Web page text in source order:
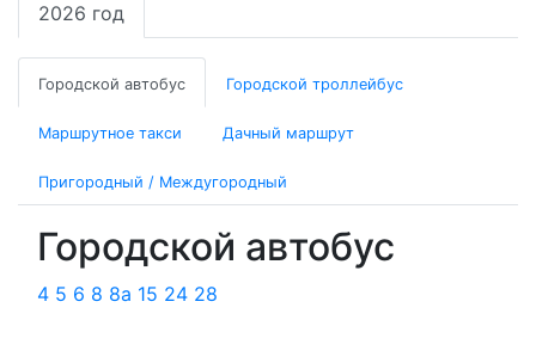
2026 год
Городской автобус Городской троллейбус
Маршрутное такси Дачный маршрут
Пригородный / Междугородный
Городской автобус
4 5 6 8 8а 15 24 28